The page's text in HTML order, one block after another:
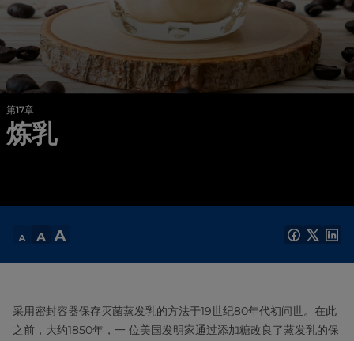
第17章
炼乳
采用密封容器保存灭菌蒸发乳的方法于19世纪80年代初问世。在此
之前，大约1850年，一 位美国发明家通过添加糖改良了蒸发乳的保